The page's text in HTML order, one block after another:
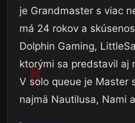
je Grandmaster s viac
má 24 rokov a
Dolphin Gaming,
ktorými sa predstavil aj
V solo queue je Master
najmä Nautilusa, Nami